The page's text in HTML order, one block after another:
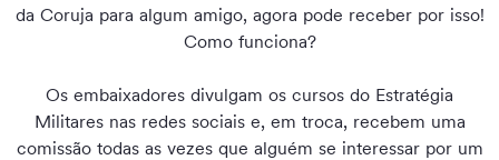
da Coruja para algum amigo, agora pode receber por isso!
Como funciona?
Os embaixadores divulgam os cursos do Estratégia
Militares nas redes sociais e, em troca, recebem uma
comissão todas as vezes que alguém se interessar por um